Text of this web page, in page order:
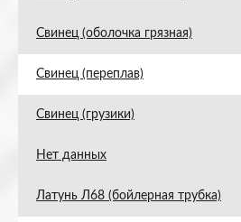
Свинец (оболочка грязная)
Свинец (переплав)
Свинец (грузики)
Нет данных
Латунь Л68 (бойлерная трубка)